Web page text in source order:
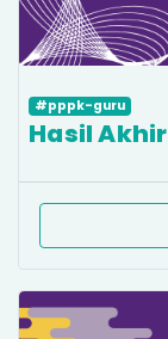
#pppk-guru
Hasil